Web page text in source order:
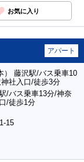
お気に入り
アパート
） 藤沢駅/バス乗車10
社入口/徒歩3分
/バス乗車13分/神奈
/徒歩1分
15